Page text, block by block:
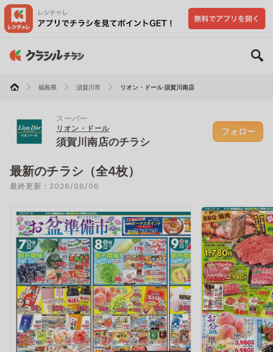
福島県 須賀川市 リオン・ドール 須賀川南店
スーパー
リオン・ドール
須賀川南店のチラシ
フォロー
最新のチラシ（全4枚）
最終更新：2026/08/06